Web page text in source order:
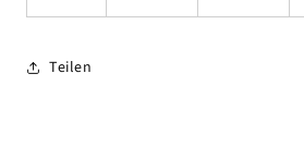
Teilen